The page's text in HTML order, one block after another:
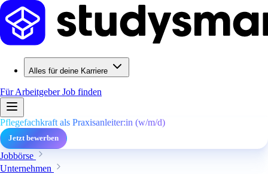
Alles für deine Karriere
Für ArbeitgeberJob finden
Pflegefachkraft als Praxisanleiter:in (w/m/d)
Jetzt bewerben
Jobbörse
Unternehmen